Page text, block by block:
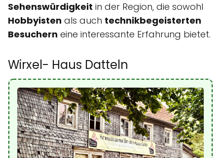
Sehenswürdigkeit in der Region, die sowohl
Hobbyisten als auch technikbegeisterten
Besuchern eine interessante Erfahrung bietet.
Wirxel- Haus Datteln